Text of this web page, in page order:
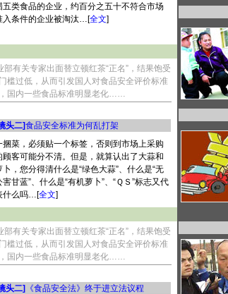
五类食品的企业，约百分之五十不符合市场
入条件的企业被淘汰…[全文]
有关专家出面替立顿红茶“正名”，结果饱受
槛过低，从而引发国人对食品安全评价标准
国内一些食品标准明显老化……
头二]食品安全标准为何乱打架
捆菜，必须贴一个标签，否则到市场上采购
顾客可能分不清。但是，就算认出了大蒜和
卜，您分得清什么是“绿色大蒜”、什么是“无
害甘蓝”、什么是“有机萝卜”、“ＱＳ”标志又代
什么吗…[全文]
有关专家出面替立顿红茶“正名”，结果饱受
槛过低，从而引发国人对食品安全评价标准
国内一些食品标准明显老化……
头二]
《食品安全法》终于进立法议程